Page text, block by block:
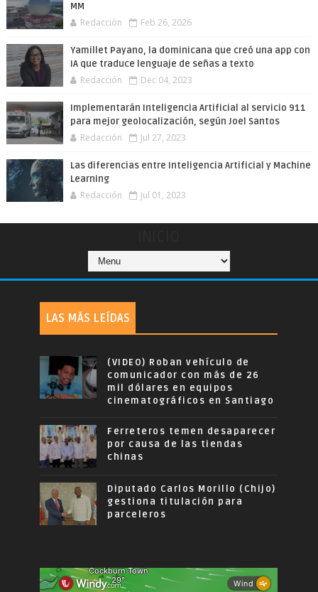
MM
Redacción Feb 26, 2026
Yamillet Payano, la dominicana que creó una app con
IA que traduce lenguaje de señas a texto
Redacción Dec 04, 2023
Implementarán Inteligencia Artificial al servicio 911
para mejor geolocalización, según Joel Santos
Redacción Jul 27, 2023
Las diferencias entre Inteligencia Artificial y Machine
Learning
Redacción Jul 01, 2023
LAS MÁS LEÍDAS
(VIDEO) Roban vehículo de
comunicador con más de 26
mil dólares en equipos
cinematográficos en Santiago
Ferreteros temen desaparecer
por causa de las tiendas
chinas
Diputado Carlos Morillo (Chijo)
gestiona titulación para
parceleros